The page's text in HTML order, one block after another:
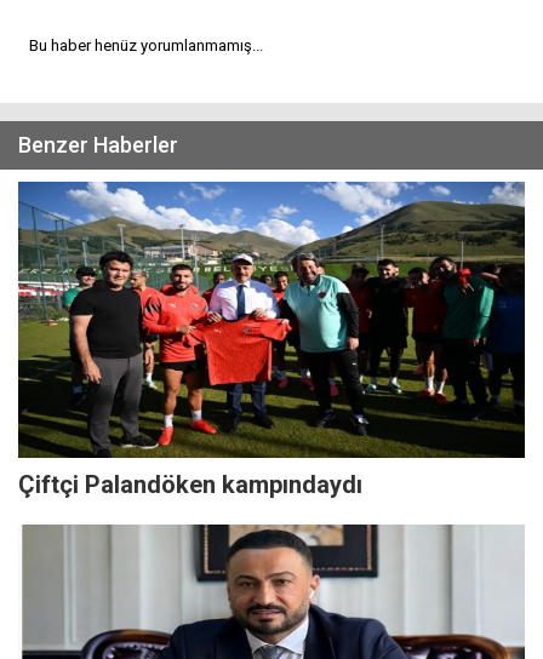
Bu haber henüz yorumlanmamış...
Benzer Haberler
Çiftçi Palandöken kampındaydı